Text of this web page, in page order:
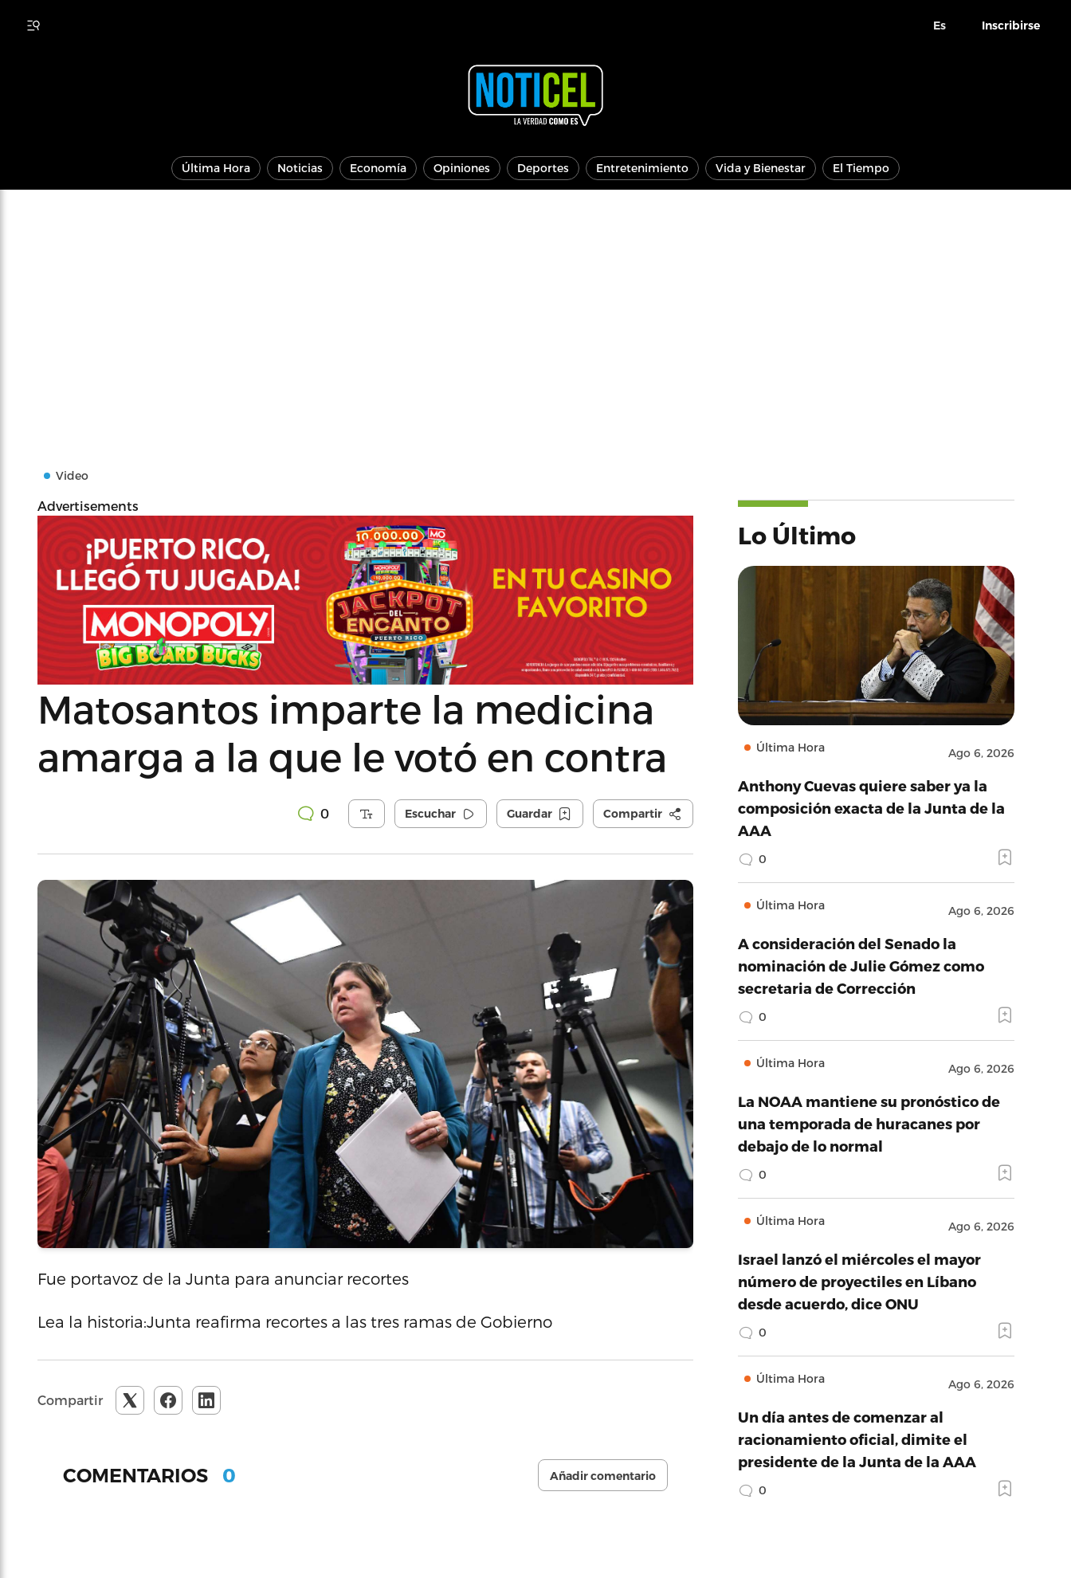
Es Inscribirse
Última Hora Noticias Economía Opiniones Deportes Entretenimiento Vida y Bienestar El Tiempo
Video
Advertisements
Matosantos imparte la medicina
amarga a la que le votó en contra
0 Escuchar Guardar Compartir
Fue portavoz de la Junta para anunciar recortes
Lea la historia:Junta reafirma recortes a las tres ramas de Gobierno
Compartir
COMENTARIOS 0 Añadir comentario
Lo Último
Última Hora Ago 6, 2026
Anthony Cuevas quiere saber ya la
composición exacta de la Junta de la
AAA
0
Última Hora Ago 6, 2026
A consideración del Senado la
nominación de Julie Gómez como
secretaria de Corrección
0
Última Hora Ago 6, 2026
La NOAA mantiene su pronóstico de
una temporada de huracanes por
debajo de lo normal
0
Última Hora Ago 6, 2026
Israel lanzó el miércoles el mayor
número de proyectiles en Líbano
desde acuerdo, dice ONU
0
Última Hora Ago 6, 2026
Un día antes de comenzar al
racionamiento oficial, dimite el
presidente de la Junta de la AAA
0